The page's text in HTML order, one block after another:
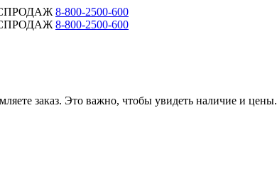
8-800-2500-600
8-800-2500-600
заказ. Это важно, чтобы увидеть наличие и цены.